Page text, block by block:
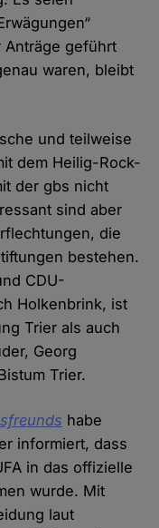
geführt
waren, bleibt
und teilweise
dem Heilig-Rock-
der gbs nicht
sind aber
die
bestehen.
CDU-
Holkenbrink, ist
Trier als auch
Georg
Trier.
habe
informiert, dass
in das offizielle
wurde. Mit
laut